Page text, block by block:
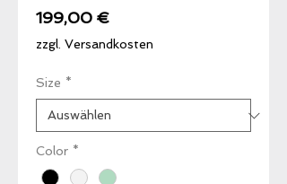
199,00 €Preis
zzgl. Versandkosten
Size *
Color *